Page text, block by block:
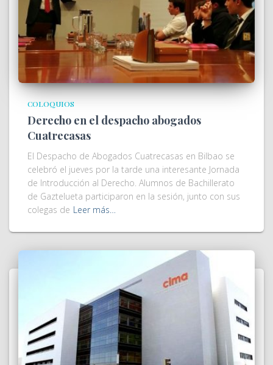
COLOQUIOS
Derecho en el despacho abogados
Cuatrecasas
El Despacho de Abogados Cuatrecasas en Bilbao se
celebró el jueves por la tarde una interesante Jornada
de Introducción al Derecho. Alumnos de Bachillerato
de Gaztelueta participaron en la sesión, junto con sus
colegas de Leer más…